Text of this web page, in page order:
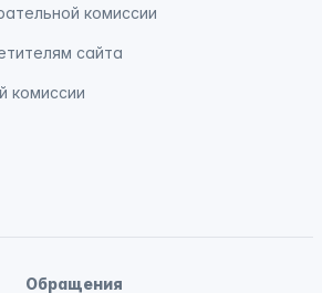
комиссии
сайта
комиссии
Обращения